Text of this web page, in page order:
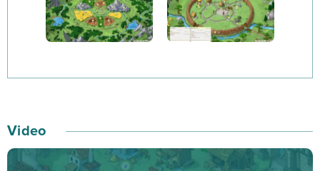
klasyczne elementy strategii. Twoim głównym zadaniem
jest zatem rozwój wioski, wydobywanie surowców oraz
osady wpłyną na jej obronność oraz zdolności
Video